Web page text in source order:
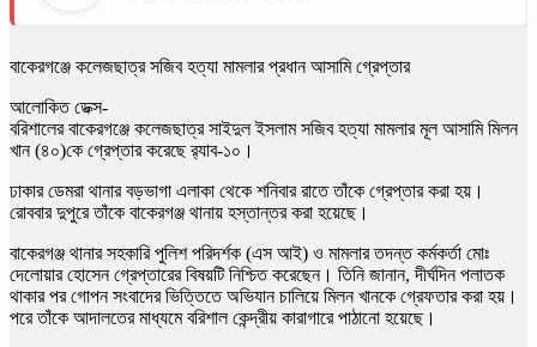
বাকেরগঞ্জে কলেজছাত্র সজিব হত্যা মামলার প্রধান আসামি গ্রেপ্তার
আলোকিত ডেক্স-
বরিশালের বাকেরগঞ্জে কলেজছাত্র সাইদুল ইসলাম সজিব হত্যা মামলার মূল আসামি মিলন
খান (৪০)কে গ্রেপ্তার করেছে র‍্যাব-১০।
ঢাকার ডেমরা থানার বড়ভাগা এলাকা থেকে শনিবার রাতে তাঁকে গ্রেপ্তার করা হয়।
রোববার দুপুরে তাঁকে বাকেরগঞ্জ থানায় হস্তান্তর করা হয়েছে।
বাকেরগঞ্জ থানার সহকারি পুলিশ পরিদর্শক (এস আই) ও মামলার তদন্ত কর্মকর্তা মোঃ
দেলোয়ার হোসেন গ্রেপ্তারের বিষয়টি নিশ্চিত করেছেন। তিনি জানান, দীর্ঘদিন পলাতক
থাকার পর গোপন সংবাদের ভিত্তিতে অভিযান চালিয়ে মিলন খানকে গ্রেফতার করা হয়।
পরে তাঁকে আদালতের মাধ্যমে বরিশাল কেন্দ্রীয় কারাগারে পাঠানো হয়েছে।